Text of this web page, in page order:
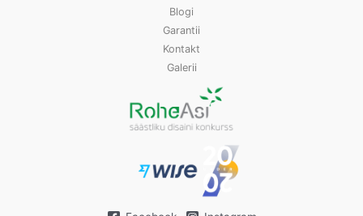
Blogi
Garantii
Kontakt
Galerii